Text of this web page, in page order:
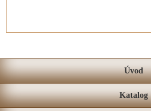
Úvod
Katalog